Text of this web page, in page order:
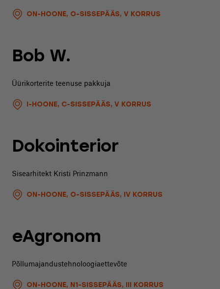
ON-HOONE, O-SISSEPÄÄS, V KORRUS
Bob W.
Üürikorterite teenuse pakkuja
I-HOONE, C-SISSEPÄÄS, V KORRUS
Dokointerior
Sisearhitekt Kristi Prinzmann
ON-HOONE, O-SISSEPÄÄS, IV KORRUS
eAgronom
Põllumajandustehnoloogiaettevõte
ON-HOONE, N1-SISSEPÄÄS, III KORRUS